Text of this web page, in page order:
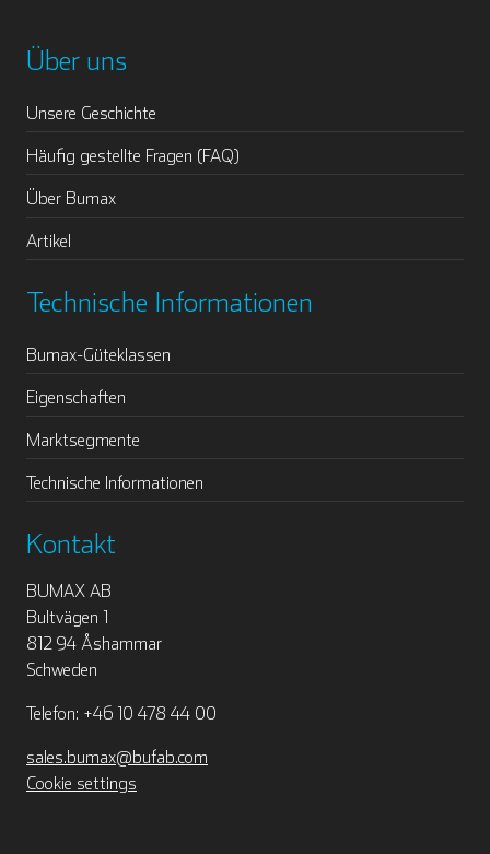
Über uns
Unsere Geschichte
Häufig gestellte Fragen (FAQ)
Über Bumax
Artikel
Technische Informationen
Bumax-Güteklassen
Eigenschaften
Marktsegmente
Technische Informationen
Kontakt
BUMAX AB
Bultvägen 1
812 94 Åshammar
Schweden
Telefon: +46 10 478 44 00
sales.bumax@bufab.com
Cookie settings